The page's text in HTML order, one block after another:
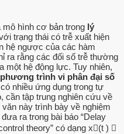
mô hình cơ bản trong lý
trạng thái có trễ xuất hiện
hệ ngược của các hàm
ra rằng các đối số trễ thường
một hệ động lực. Tuy nhiên,
phương trình vi phân đại số
nhiều ứng dụng trong tự
cần tập trung nghiên cứu về
này trình bày về nghiệm
ra trong bài báo “Delay
theory” có dạng x(t ) 